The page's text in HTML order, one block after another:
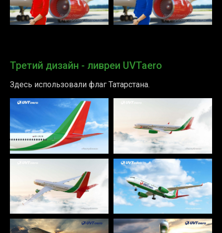
Третий дизайн - ливреи UVTaero
Здесь использовали флаг Татарстана.